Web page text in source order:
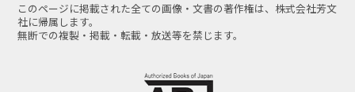
このページに掲載された全ての画像・文書の著作権は、株式会社芳文
社に帰属します。
無断での複製・掲載・転載・放送等を禁じます。